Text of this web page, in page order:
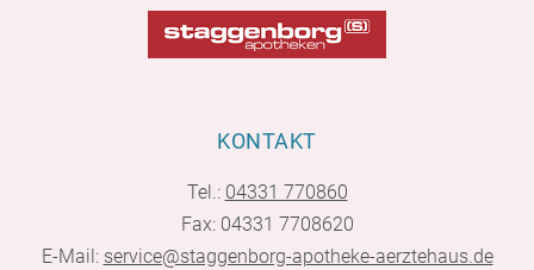
KONTAKT
Tel.: 04331 770860
Fax: 04331 7708620
E-Mail: service@staggenborg-apotheke-aerztehaus.de